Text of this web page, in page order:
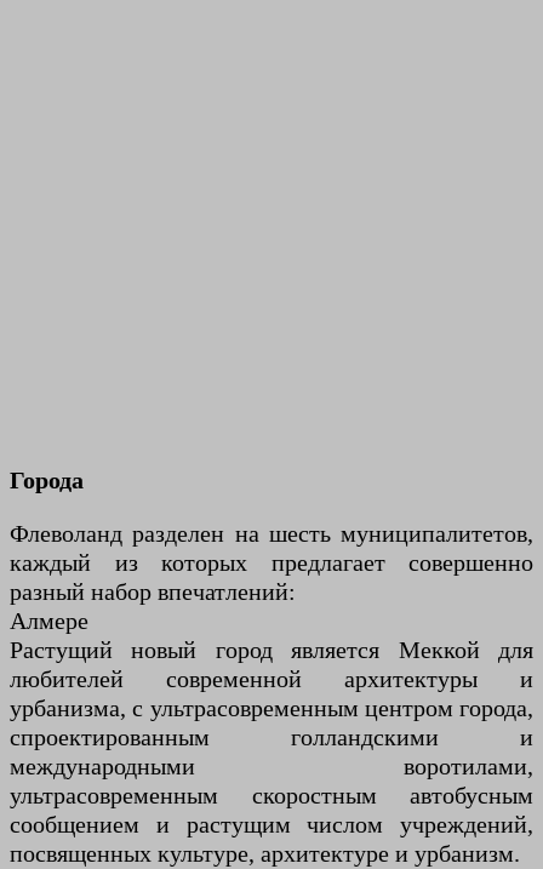
Города
Флеволанд разделен на шесть муниципалитетов,
каждый из которых предлагает совершенно
разный набор впечатлений:
Алмере
Растущий новый город является Меккой для
любителей современной архитектуры и
урбанизма, с ультрасовременным центром города,
спроектированным голландскими и
международными воротилами,
ультрасовременным скоростным автобусным
сообщением и растущим числом учреждений,
посвященных культуре, архитектуре и урбанизм.